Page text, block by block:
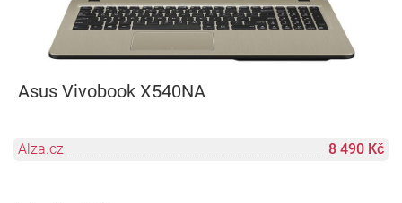
Asus Vivobook X540NA
Alza.cz 8 490 Kč